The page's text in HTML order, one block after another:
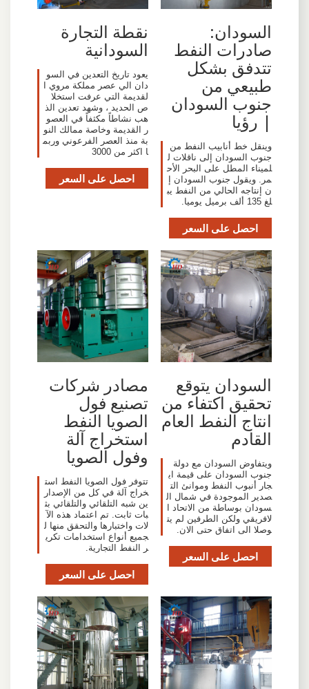
السودان:
صادرات النفط
تتدفق بشكل
طبيعي من
جنوب السودان
| رؤيا
وينقل خط أنابيب النفط من
جنوب السودان إلى ناقلات ل
لميناء المطل على البحر الأح
مر. ويقول جنوب السودان إ
ن إنتاجه الحالي من النفط يب
لغ 135 ألف برميل يوميا.
احصل على السعر
نقطة التجارة
السودانية
يعود تاريخ التعدين في السو
دان الي عصر مملكة مروي ا
لقديمة التي عرفت استخلا
ص الحديد ، وشهد تعدين الذ
هب نشاطاً مكثفاً في العصو
ر القديمة وخاصة ممالك النو
بة منذ العصر الفرعوني وربم
ا اكثر من 3000
احصل على السعر
السودان يتوقع
تحقيق اكتفاء من
انتاج النفط العام
القادم
ويتفاوض السودان مع دولة
جنوب السودان على قيمة اي
جار أنبوب النفط وموانئ الت
صدير الموجودة في شمال ال
سودان بوساطة من الاتحاد ا
لافريقي ولكن الطرفين لم يت
وصلا الى اتفاق حتى الان.
احصل على السعر
مصادر شركات
تصنيع فول
الصويا النفط
استخراج آلة
وفول الصويا
تتوفر فول الصويا النفط است
خراج آلة في كل من الإصدار
ين شبه التلقائي والتلقائي بث
بات ثابت. تم اعتماد هذه الآ
لات واختبارها والتحقق منها ل
جميع أنواع استخدامات تكري
ر النفط التجارية.
احصل على السعر